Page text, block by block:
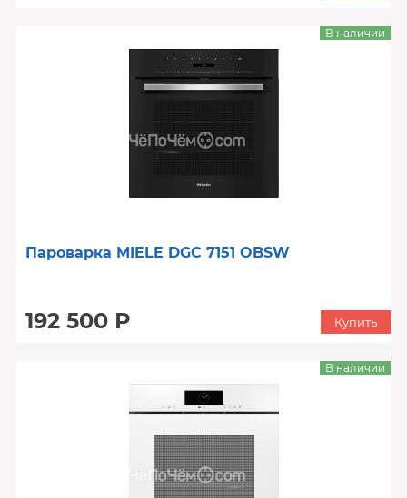
Пароварка MIELE DGC 7151 OBSW
192 500 Р
В наличии
Купить
В наличии